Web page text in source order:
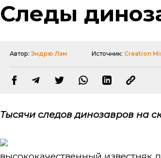
Следы
Автор:Эндрю Лэм Источник: Creation
Тысячи следов динозавров на